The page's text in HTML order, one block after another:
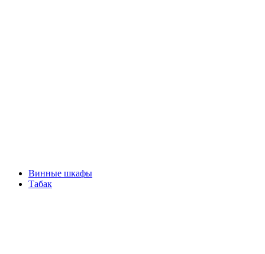
Винные шкафы
Табак